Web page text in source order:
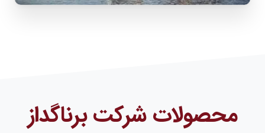
محصولات شرکت برناگداز